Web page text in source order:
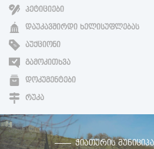
ᲞᲔᲢᲘᲪᲘᲔᲑᲘ
ᲓᲐᲣᲙᲐᲕᲨᲘᲠᲓᲘ ᲮᲔᲚᲘᲡᲣᲤᲚᲔᲑᲐᲡ
ᲐᲣᲥᲪᲘᲝᲜᲘ
ᲒᲐᲛᲝᲙᲘᲗᲮᲕᲐ
ᲓᲝᲙᲣᲛᲔᲜᲢᲔᲑᲘ
ᲠᲣᲙᲐ
ᲭᲘᲐᲗᲣᲠᲘᲡ